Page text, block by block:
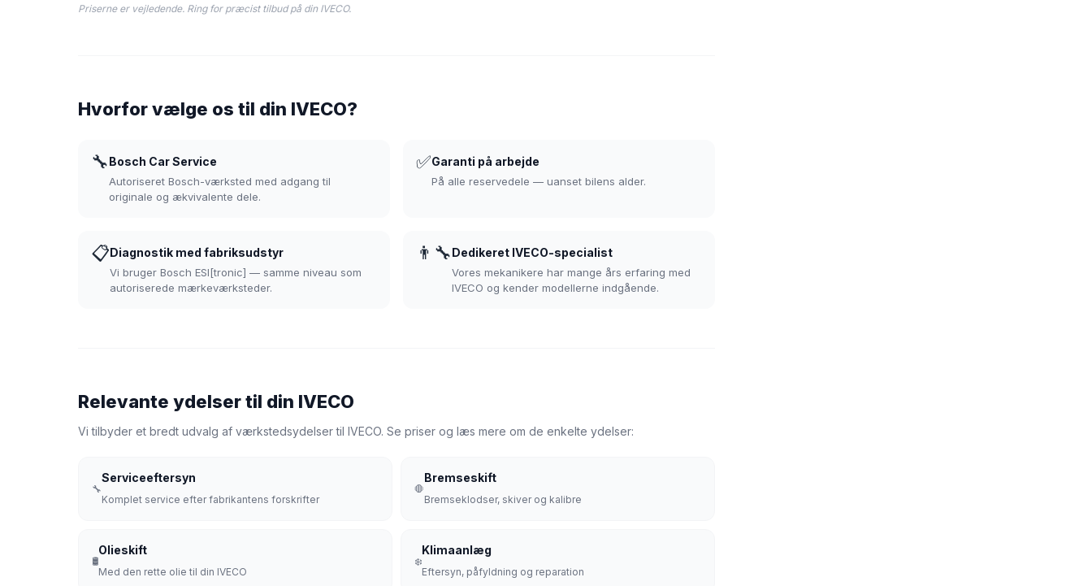
Priserne er vejledende. Ring for præcist tilbud på din IVECO.
Hvorfor vælge os til din IVECO?
🔧Bosch Car Service
Autoriseret Bosch-værksted med adgang til
originale og ækvivalente dele.
✅Garanti på arbejde
På alle reservedele — uanset bilens alder.
📋Diagnostik med fabriksudstyr
Vi bruger Bosch ESI[tronic] — samme niveau som
autoriserede mærkeværksteder.
👨‍🔧Dedikeret IVECO-specialist
Vores mekanikere har mange års erfaring med
IVECO og kender modellerne indgående.
Relevante ydelser til din IVECO
Vi tilbyder et bredt udvalg af værkstedsydelser til IVECO. Se priser og læs mere om de enkelte ydelser:
🔧
Serviceeftersyn
Komplet service efter fabrikantens forskrifter
🛑
Bremseskift
Bremseklodser, skiver og kalibre
🛢️
Olieskift
Med den rette olie til din IVECO
❄️
Klimaanlæg
Eftersyn, påfyldning og reparation